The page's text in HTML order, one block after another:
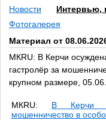
Новости
Интервью,
Фотогалерея
Материал от
МКRU: В Керчи
гастролёр за
крупном размере,
МКRU: В Керчи
мошенничество в